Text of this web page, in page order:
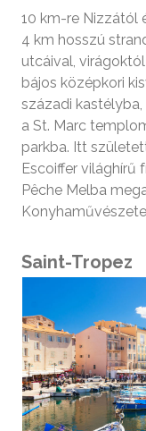
10 km-re Nizzától
4 km hosszú
utcáival,
bájos középkori
századi
a St. Marc
parkba. Itt
Escoiffer világhírű
Pêche Melba
Saint-Tropez